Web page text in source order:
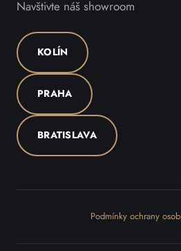
Navštivte náš showroom
KOLÍN
PRAHA
BRATISLAVA
Podmínky ochrany